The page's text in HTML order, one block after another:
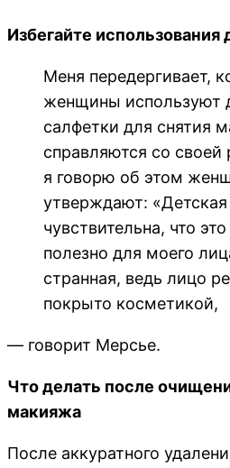
Избегайте использования
Меня передергивает,
женщины используют
салфетки для снятия
справляются со своей
я говорю об этом
утверждают:
чувствительна, что
полезно для моего
странная, ведь лицо
покрыто косметикой,
— говорит Мерсье.
Что делать после
макияжа
После аккуратного